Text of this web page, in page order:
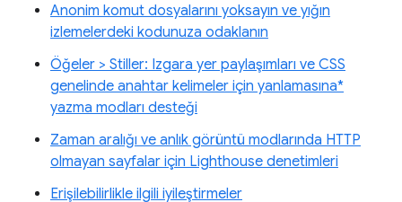
Anonim komut dosyalarını yoksayın ve yığın
izlemelerdeki kodunuza odaklanın
Öğeler > Stiller: Izgara yer paylaşımları ve CSS
genelinde anahtar kelimeler için yanlamasına*
yazma modları desteği
Zaman aralığı ve anlık görüntü modlarında HTTP
olmayan sayfalar için Lighthouse denetimleri
Erişilebilirlikle ilgili iyileştirmeler